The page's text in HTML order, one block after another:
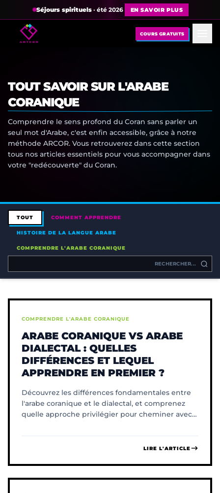
Séjours spirituels· été 2026 EN SAVOIR PLUS
COURS GRATUITS
TOUT SAVOIR SUR L'ARABE
CORANIQUE
Comprendre le sens profond du Coran sans parler un
seul mot d'Arabe, c'est enfin accessible, grâce à notre
méthode ARCOR. Vous retrouverez dans cette section
tous nos articles essentiels pour vous accompagner dans
votre "redécouverte" du Coran.
TOUT COMMENT APPRENDRE
HISTOIRE DE LA LANGUE ARABE
COMPRENDRE L'ARABE CORANIQUE
COMPRENDRE L'ARABE CORANIQUE
ARABE CORANIQUE VS ARABE
DIALECTAL : QUELLES
DIFFÉRENCES ET LEQUEL
APPRENDRE EN PREMIER ?
Découvrez les différences fondamentales entre
l'arabe coranique et le dialectal, et comprenez
quelle approche privilégier pour cheminer avec
LIRE L'ARTICLE